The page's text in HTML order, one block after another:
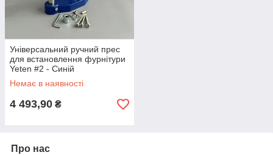
Універсальний ручний прес
для встановлення фурнітури
Yeten #2 - Синій
Немає в наявності
4 493,90 ₴
Про нас